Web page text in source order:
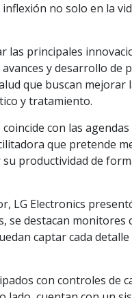
no solo en la
las principales
y desarrollo de
que buscan mejorar
y tratamiento.
con las agendas
que pretende
productividad de
LG Electronics
se destacan monitores
captar cada detalle
con controles de